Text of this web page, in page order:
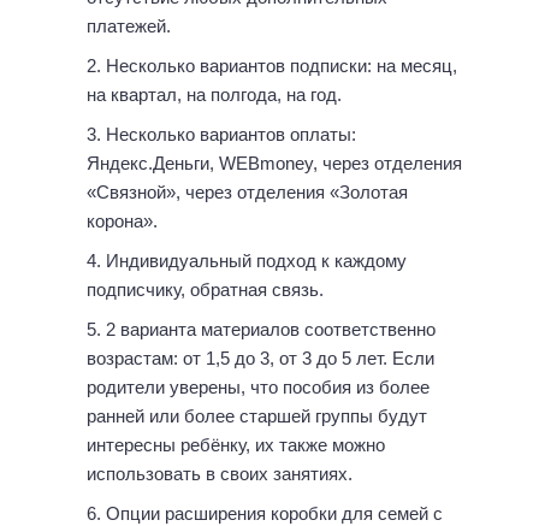
платежей.
Несколько вариантов подписки: на месяц,
на квартал, на полгода, на год.
Несколько вариантов оплаты:
Яндекс.Деньги, WEBmoney, через отделения
«Связной», через отделения «Золотая
корона».
Индивидуальный подход к каждому
подписчику, обратная связь.
2 варианта материалов соответственно
возрастам: от 1,5 до 3, от 3 до 5 лет. Если
родители уверены, что пособия из более
ранней или более старшей группы будут
интересны ребёнку, их также можно
использовать в своих занятиях.
Опции расширения коробки для семей с